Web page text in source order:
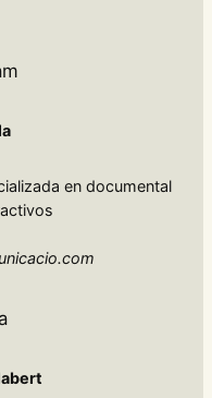
en documental